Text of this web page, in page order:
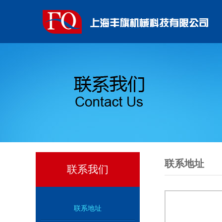
联系我们
联系地址
联系地址